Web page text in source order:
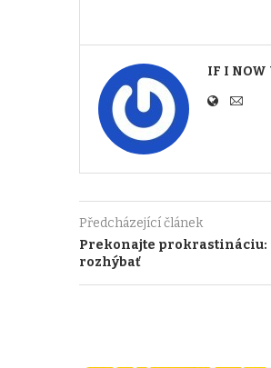
IF I NOW
Předcházející článek
Prekonajte prokrastináciu:
rozhýbať